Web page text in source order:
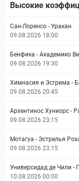
Высокие
Сан-Лоренсо - Уракан
09.08.2026 18:00
Бенфика - Академико
09.08.2026 19:30
Химнасия и Эсгрима -
09.08.2026 20:45
Архентинос Хуниорс -
09.08.2026 23:15
Мотагуа - Эстрелья
09.08.2026 23:15
Универсидад де Чили -
10.08.2026 00:00